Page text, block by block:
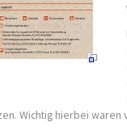
Wichtig hierbei